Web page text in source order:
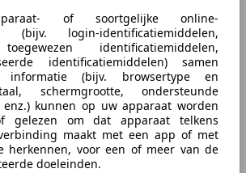
of soortgelijke online-
(bijv. login-identificatiemiddelen,
identificatiemiddelen,
identificatiemiddelen) samen
(bijv. browsertype en
schermgrootte, ondersteunde
enz.) kunnen op uw apparaat worden
gelezen om dat apparaat telkens
maakt met een app of met
herkennen, voor een of meer van de
doeleinden.
Comfort Bovag Garantie Airco